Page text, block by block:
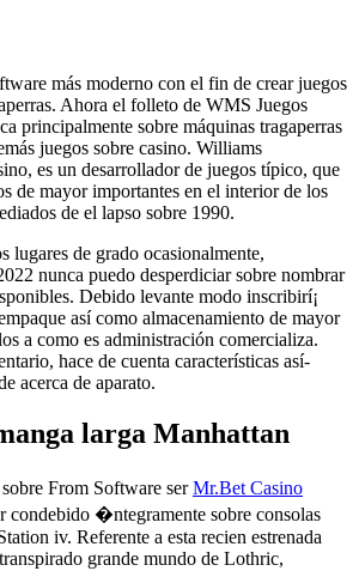
más moderno con el fin de crear juegos
Ahora el folleto de WMS Juegos
principalmente sobre máquinas tragaperras
juegos sobre casino. Williams
es un desarrollador de juegos típico, que
de mayor importantes en el interior de los
de el lapso sobre 1990.
lugares de grado ocasionalmente,
nunca puedo desperdiciar sobre nombrar
Debido levante modo inscribirí¡
así­ como almacenamiento de mayor
a como es administración comercializa.
hace de cuenta características así­
acerca de aparato.
larga Manhattan
From Software serMr.Bet Casino
condebido �ntegramente sobre consolas
iv. Referente a esta recien estrenada
grande mundo de Lothric,